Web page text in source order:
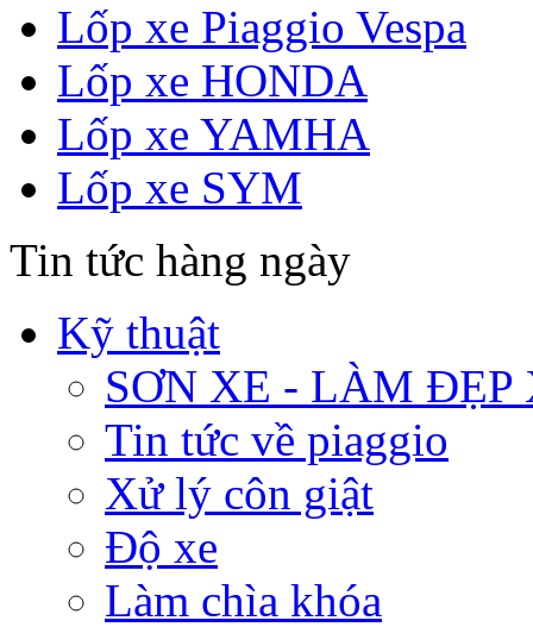
Lốp xe Piaggio Vespa
Lốp xe HONDA
Lốp xe YAMHA
Lốp xe SYM
Tin tức hàng ngày
Kỹ thuật
SƠN XE - LÀM ĐẸP
Tin tức về piaggio
Xử lý côn giật
Độ xe
Làm chìa khóa